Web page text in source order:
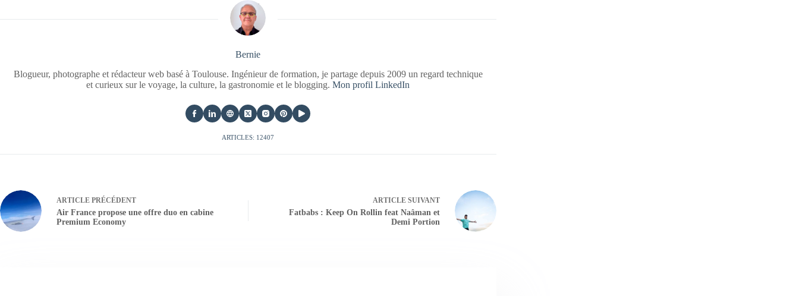
Bernie
Blogueur, photographe et rédacteur web basé à Toulouse. Ingénieur de formation, je partage depuis 2009 un regard technique
et curieux sur le voyage, la culture, la gastronomie et le blogging.Mon profil LinkedIn
ARTICLES: 12407
ARTICLE PRÉCÉDENT
Air France propose une offre duo en cabine
Premium Economy
ARTICLESUIVANT
Fatbabs : Keep On Rollin feat Naâman et
Demi Portion